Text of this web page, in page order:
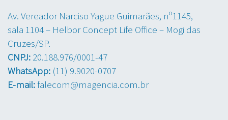
Av. Vereador Narciso Yague Guimarães, nº1145,
sala 1104 – Helbor Concept Life Office – Mogi das
Cruzes/SP.
CNPJ: 20.188.976/0001-47
WhatsApp: (11) 9.9020-0707
E-mail:falecom@magencia.com.br